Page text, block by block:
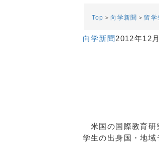
Top ＞向学新聞 ＞ 留学
向学新聞2012年12
米国の
米国の国際教育研
学生の出身国・地